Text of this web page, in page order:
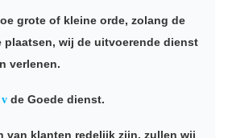
grote of kleine orde, zolang de
plaatsen, wij de uitvoerende dienst
verlenen.
v de Goede dienst.
van klanten redelijk zijn, zullen wij